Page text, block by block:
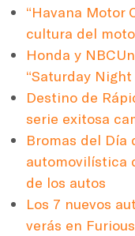
“Havana Motor
cultura del
Honda y
“Saturday Night
Destino de
serie exitosa
Bromas del Día
automovilística
de los autos
Los 7 nuevos
verás en